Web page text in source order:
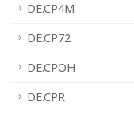
DE.CP4M
DE.CP72
DE.CPOH
DE.CPR